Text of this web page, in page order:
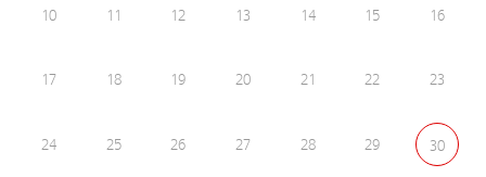
10 11 12 13 14 15 16
17 18 19 20 21 22 23
24 25 26 27 28 29 30